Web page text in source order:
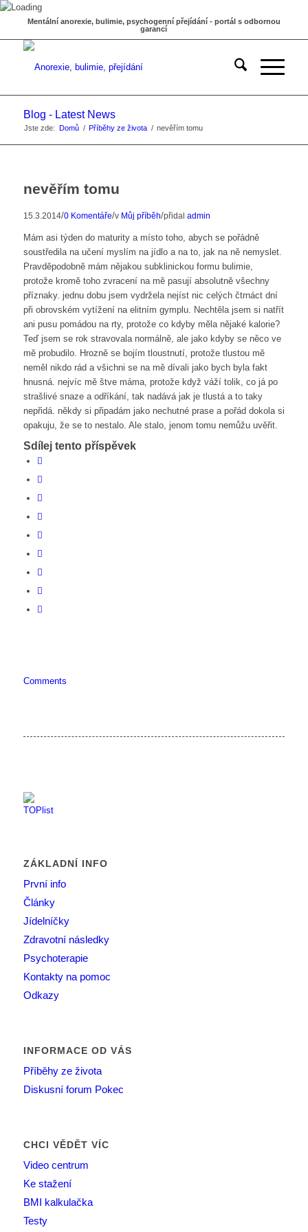
Mentální anorexie, bulimie, psychogenní přejídání - portál s odbornou
garancí
Blog - Latest News
Jste zde: Domů / Příběhy ze života / nevěřím tomu
nevěřím tomu
15.3.2014/0 Komentáře/v Můj příběh/přidal admin
Mám asi týden do maturity a místo toho, abych se pořádně
soustředila na učení myslím na jídlo a na to, jak na ně nemyslet.
Pravděpodobně mám nějakou subklinickou formu bulimie,
protože kromě toho zvracení na mě pasují absolutně všechny
příznaky. jednu dobu jsem vydržela nejíst nic celých čtrnáct dní
při obrovském vytížení na elitním gymplu. Nechtěla jsem si natřít
ani pusu pomádou na rty, protože co kdyby měla nějaké kalorie?
Teď jsem se rok stravovala normálně, ale jako kdyby se něco ve
mě probudilo. Hrozně se bojím tloustnutí, protože tlustou mě
neměl nikdo rád a všichni se na mě dívali jako bych byla fakt
hnusná. nejvíc mě štve máma, protože když váží tolik, co já po
strašlivé snaze a odříkání, tak nadává jak je tlustá a to taky
nepřidá. někdy si připadám jako nechutné prase a pořád dokola si
opakuju, že se to nestalo. Ale stalo, jenom tomu nemůžu uvěřit.
Sdílej tento příspěvek
Comments
ZÁKLADNÍ INFO
První info
Články
Jídelníčky
Zdravotní následky
Psychoterapie
Kontakty na pomoc
Odkazy
INFORMACE OD VÁS
Příběhy ze života
Diskusní forum Pokec
CHCI VĚDĚT VÍC
Video centrum
Ke stažení
BMI kalkulačka
Testy